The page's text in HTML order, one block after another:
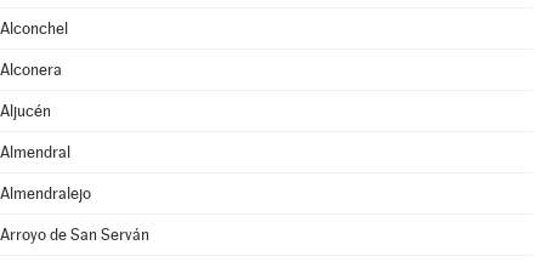
Alconchel
Alconera
Aljucén
Almendral
Almendralejo
Arroyo de San Serván